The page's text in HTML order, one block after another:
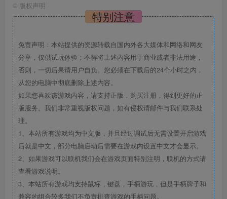
© 版权声明
特别注意
免责声明：本站提供的资源转载自国内外各大媒体和网络和网友
分享，仅供试玩体验；不得将上述内容用于商业或者非法用途，
否则，一切后果请用户自负。您必须在下载后的24个小时之内，
从您的电脑中彻底删除上述内容。
如果您喜欢该游戏内容，请支持正版，购买注册，得到更好的正
版服务。我们非常重视版权问题，如有侵权请邮件与我们联系处
理。
1、本站所有游戏均为中文版，并且经过调试后无需设置开启游戏
后就是中文，部分电脑启动后需要在游戏内设置中文才会显示。
2、如果游戏可以联机我们会在游戏页面特别注明，联机的方式请
查看游戏说明。
3、本站所有游戏均支持鼠标，键盘，手柄游玩，但是手柄牌子和
兼容的组合较多我们不负责排查游戏的手柄问题。